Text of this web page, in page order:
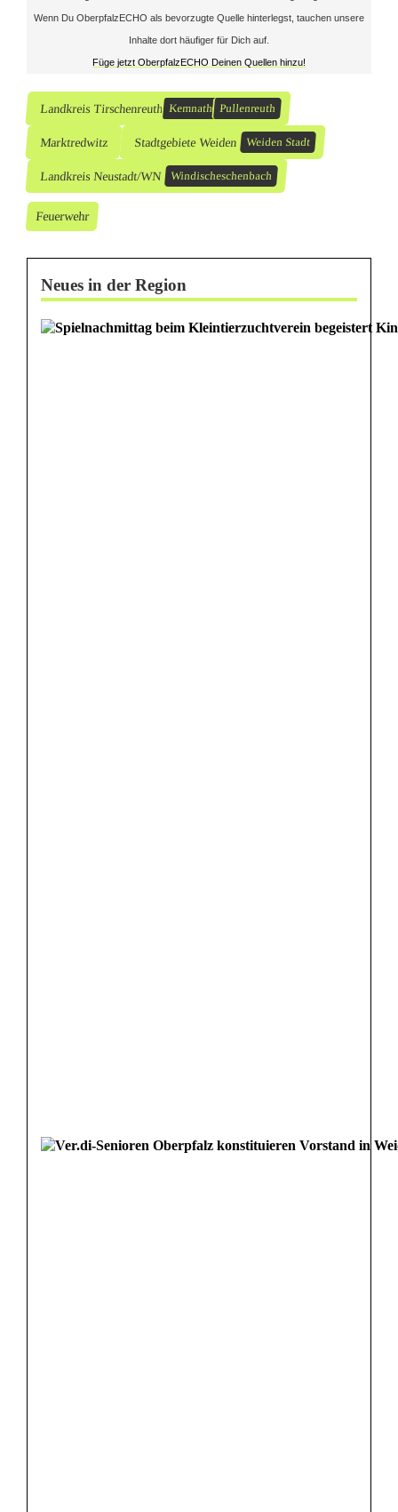
h
Wenn Du OberpfalzECHO als bevorzugte Quelle hinterlegst, tauchen unsere
Inhalte dort häufiger für Dich auf.
Füge jetzt OberpfalzECHO Deinen Quellen hinzu!
Landkreis Tirschenreuth Kemnath Pullenreuth
Marktredwitz Stadtgebiete Weiden Weiden Stadt
Landkreis Neustadt/WN Windischeschenbach
Feuerwehr
Neues in der Region